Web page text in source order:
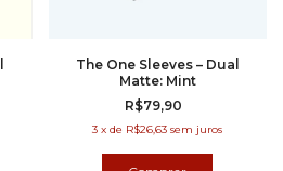
The One Sleeves – Dual
Matte: Mint
R$79,90
3 xde R$26,63 sem juros